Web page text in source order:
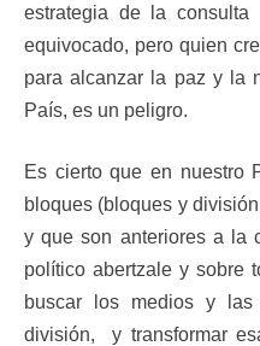
estrategia de la
equivocado, pero quien
para alcanzar la paz y la
País, es un peligro.
Es cierto que en nuestro
bloques (bloques y
y que son anteriores a la
político abertzale y sobre
buscar los medios y las
división, y transformar